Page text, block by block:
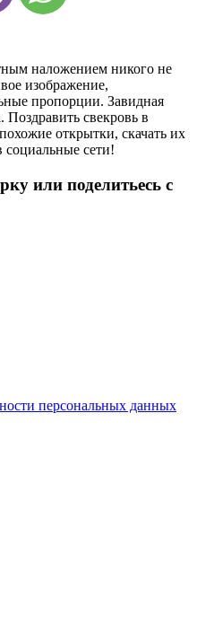
наложением никого не
изображение,
пропорции. Завидная
свекровь в
открытки, скачать их
сети!
или поделитьесь с
персональных данных